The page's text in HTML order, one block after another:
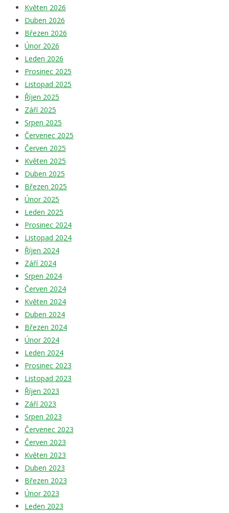
Květen 2026
Duben 2026
Březen 2026
Únor 2026
Leden 2026
Prosinec 2025
Listopad 2025
Říjen 2025
Září 2025
Srpen 2025
Červenec 2025
Červen 2025
Květen 2025
Duben 2025
Březen 2025
Únor 2025
Leden 2025
Prosinec 2024
Listopad 2024
Říjen 2024
Září 2024
Srpen 2024
Červen 2024
Květen 2024
Duben 2024
Březen 2024
Únor 2024
Leden 2024
Prosinec 2023
Listopad 2023
Říjen 2023
Září 2023
Srpen 2023
Červenec 2023
Červen 2023
Květen 2023
Duben 2023
Březen 2023
Únor 2023
Leden 2023